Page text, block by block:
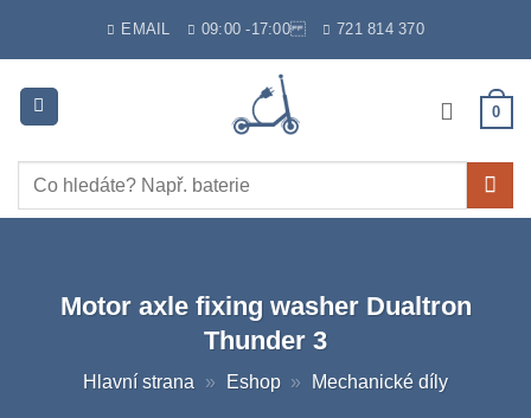
EMAIL 09:00 -17:00 721 814 370
0
Hledat:
Motor axle fixing washer Dualtron
Thunder 3
Hlavní strana » Eshop » Mechanické díly